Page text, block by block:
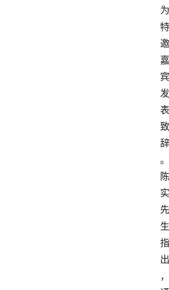
为
特
邀
嘉
宾
发
表
致
辞
。
陈
实
先
生
指
出
，